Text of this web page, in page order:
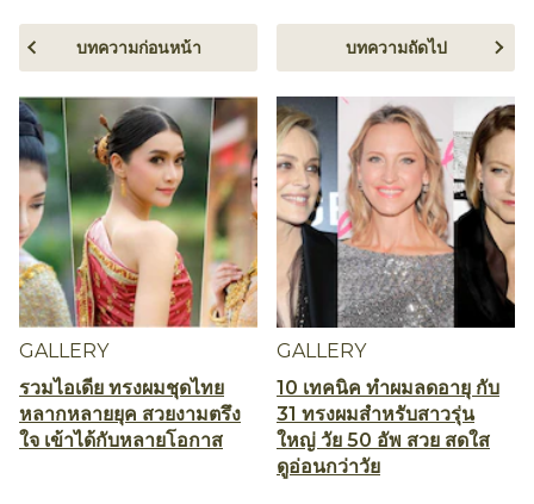
GALLERY
รวมไอเดีย ทรงผมชุดไทย
หลากหลายยุค สวยงามตรึง
ใจ เข้าได้กับหลายโอกาส
บทความก่อนหน้า
GALLERY
10 เทคนิค ทำผมลดอายุ กับ
31 ทรงผมสำหรับสาวรุ่น
ใหญ่ วัย 50 อัพ สวย สดใส
ดูอ่อนกว่าวัย
บทความถัดไป